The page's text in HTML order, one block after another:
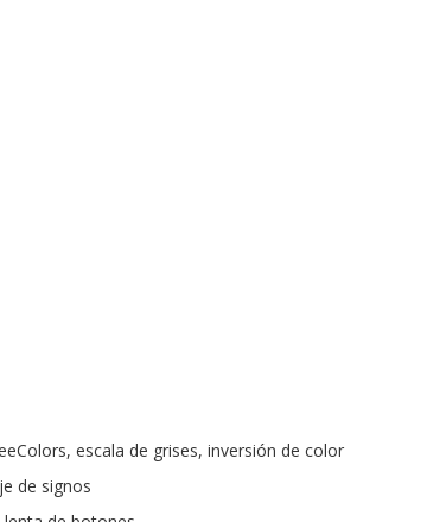
escala de grises, inversión de color
de signos